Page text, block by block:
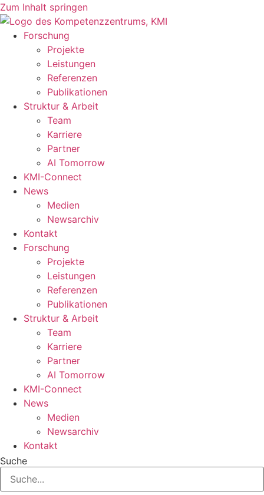
Zum Inhalt springen
Forschung
Projekte
Leistungen
Referenzen
Publikationen
Struktur & Arbeit
Team
Karriere
Partner
AI Tomorrow
KMI-Connect
News
Medien
Newsarchiv
Kontakt
Forschung
Projekte
Leistungen
Referenzen
Publikationen
Struktur & Arbeit
Team
Karriere
Partner
AI Tomorrow
KMI-Connect
News
Medien
Newsarchiv
Kontakt
Suche